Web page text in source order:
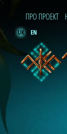
ПРО ПРОЕКТ
UK EN